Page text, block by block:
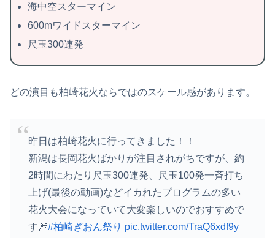
海中空スターマイン
600mワイドスターマイン
尺玉300連発
どの演目も柏崎花火ならではのスケール感があります。
昨日は柏崎花火に行ってきました！！
新潟は長岡花火ばかりが注目されがちですが、約
2時間にわたり尺玉300連発、尺玉100発一斉打ち
上げ(最後の動画)などイカれたプログラムの多い
花火大会になっていて大変楽しいのでおすすめで
す🎆#柏崎ぎおん祭り pic.twitter.com/TraQ6xdf9y